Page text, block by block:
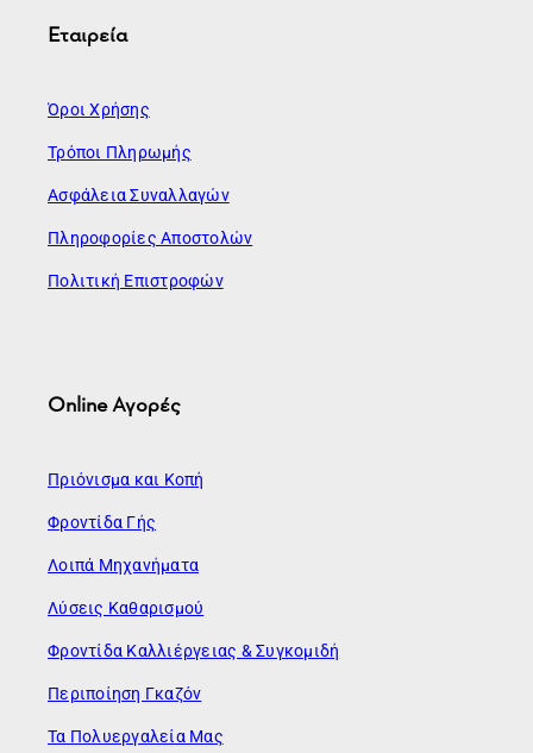
Εταιρεία
Όροι Χρήσης
Τρόποι Πληρωμής
Ασφάλεια Συναλλαγών
Πληροφορίες Αποστολών
Πολιτική Επιστροφών
Online Αγορές
Πριόνισμα και Κοπή
Φροντίδα Γής
Λοιπά Μηχανήματα
Λύσεις Καθαρισμού
Φροντίδα Καλλιέργειας & Συγκομιδή
Περιποίηση Γκαζόν
Τα Πολυεργαλεία Μας